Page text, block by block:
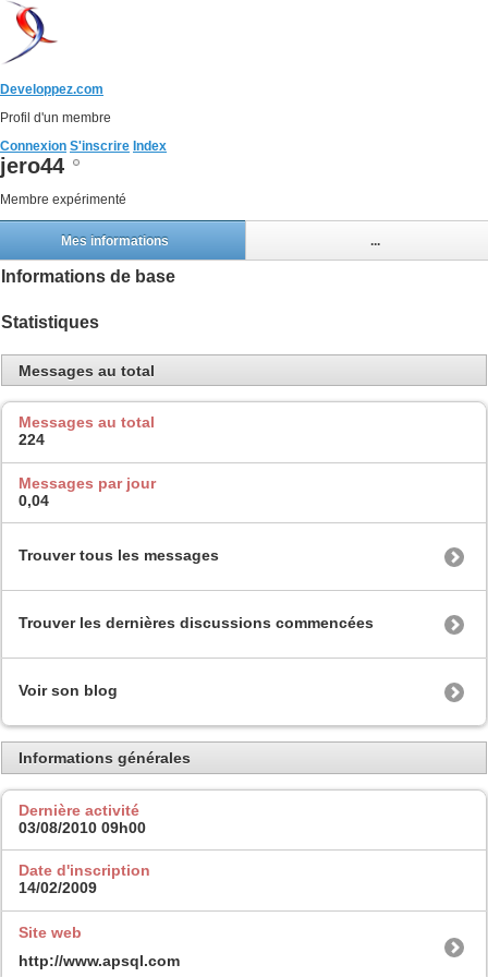
Developpez.com
Profil d'un membre
Connexion S'inscrire Index
jero44
Membre expérimenté
Mes informations ...
Informations de base
Statistiques
Messages au total
Messages au total
224
Messages par jour
0,04
Trouver tous les messages
Trouver les dernières discussions commencées
Voir son blog
Informations générales
Dernière activité
03/08/2010 09h00
Date d'inscription
14/02/2009
Site web
http://www.apsql.com